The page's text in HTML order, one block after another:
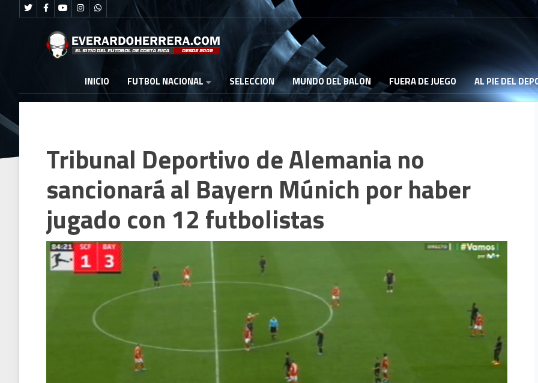
INICIO FUTBOL NACIONAL SELECCION MUNDO DEL BALON FUERA DE JUEGO AL PIE DEL
Tribunal Deportivo de Alemania no
sancionará al Bayern Múnich por haber
jugado con 12 futbolistas